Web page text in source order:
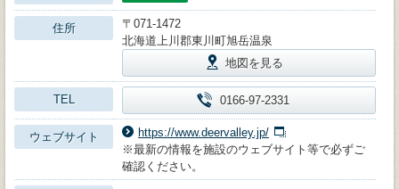
住所
〒071-1472
北海道上川郡東川町旭岳温泉
地図を見る
TEL 0166-97-2331
ウェブサイト
https://www.deervalley.jp/
※最新の情報を施設のウェブサイト等で必ずご
確認ください。